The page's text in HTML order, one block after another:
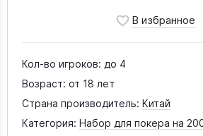
Кол-во игроков: до 4
Возраст: от 18 лет
Страна производитель: Китай
Категория: Набор для покера на